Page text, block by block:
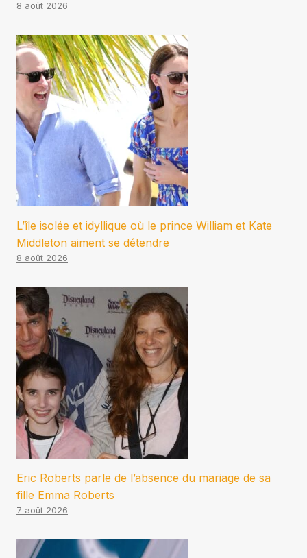
8 août 2026
L’île isolée et idyllique où le prince William et Kate
Middleton aiment se détendre
8 août 2026
Eric Roberts parle de l’absence du mariage de sa
fille Emma Roberts
7 août 2026